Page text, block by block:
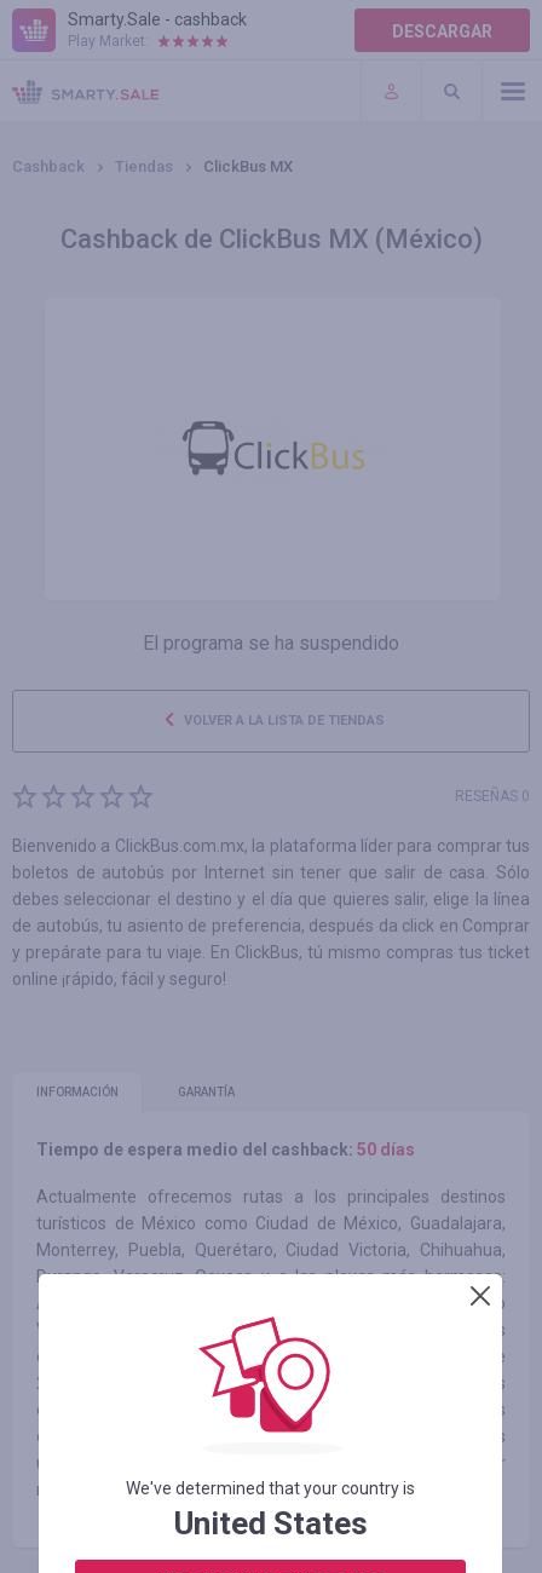
Smarty.Sale - cashback
Play Market: DESCARGAR
AYUDA
TÉRMINOS DE USO
Cashback Tiendas ClickBus MX
Cashback de ClickBus MX (México)
El programa se ha suspendido
VOLVER A LA LISTA DE TIENDAS
RESEÑAS 0
Bienvenido a ClickBus.com.mx, la plataforma líder para comprar tus
boletos de autobús por Internet sin tener que salir de casa. Sólo
debes seleccionar el destino y el día que quieres salir, elige la línea
de autobús, tu asiento de preferencia, después da click en Comprar
y prepárate para tu viaje. En ClickBus, tú mismo compras tus ticket
online ¡rápido, fácil y seguro!
INFORMACIÓN GARANTÍA
Tiempo de espera medio del cashback: 50 días
Actualmente ofrecemos rutas a los principales destinos
turísticos de México como Ciudad de México, Guadalajara,
Monterrey, Puebla, Querétaro, Ciudad Victoria, Chihuahua,
Durango, Veracruz, Oaxaca y a las playas más hermosas:
Acapulco, Cancún, Huatulco, Playa del Carmen, Puerto
Vallarta, Mazatlán, Zacatecas, entre muchísimos más
destinos. Además, en nuestro catálogo encontrarás más de
20 mil rutas que te llevan a los Pueblos Mágicos más
emblemáticos y otros municipios del país, incluso, a algunas
ciudades importantes de Estados Unidos en donde tendrás
unas vacaciones inolvidables y la oportunidad de conocer
nuevos lugares, culturas, comida y mucho más.
We've determined that your country is
United States